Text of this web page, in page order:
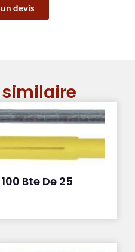
devis
100 Bte De 25